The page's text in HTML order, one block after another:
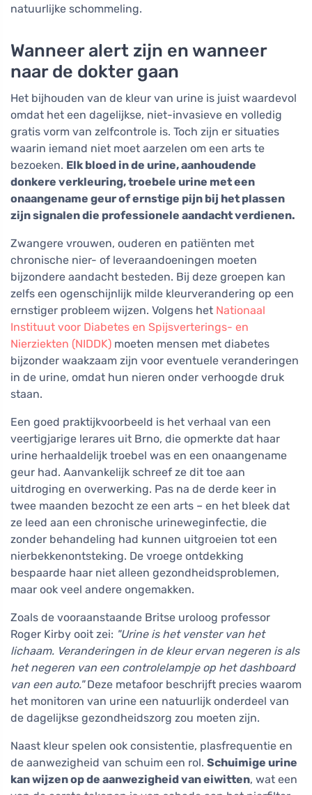
natuurlijke schommeling.
Wanneer alert zijn en wanneer
naar de dokter gaan
Het bijhouden van de kleur van urine is juist waardevol
omdat het een dagelijkse, niet-invasieve en volledig
gratis vorm van zelfcontrole is. Toch zijn er situaties
waarin iemand niet moet aarzelen om een arts te
bezoeken. Elk bloed in de urine, aanhoudende
donkere verkleuring, troebele urine met een
onaangename geur of ernstige pijn bij het plassen
zijn signalen die professionele aandacht verdienen.
Zwangere vrouwen, ouderen en patiënten met
chronische nier- of leveraandoeningen moeten
bijzondere aandacht besteden. Bij deze groepen kan
zelfs een ogenschijnlijk milde kleurverandering op een
ernstiger probleem wijzen. Volgens het Nationaal
Instituut voor Diabetes en Spijsverterings- en
Nierziekten (NIDDK) moeten mensen met diabetes
bijzonder waakzaam zijn voor eventuele veranderingen
in de urine, omdat hun nieren onder verhoogde druk
staan.
Een goed praktijkvoorbeeld is het verhaal van een
veertigjarige lerares uit Brno, die opmerkte dat haar
urine herhaaldelijk troebel was en een onaangename
geur had. Aanvankelijk schreef ze dit toe aan
uitdroging en overwerking. Pas na de derde keer in
twee maanden bezocht ze een arts – en het bleek dat
ze leed aan een chronische urineweginfectie, die
zonder behandeling had kunnen uitgroeien tot een
nierbekkenontsteking. De vroege ontdekking
bespaarde haar niet alleen gezondheidsproblemen,
maar ook veel andere ongemakken.
Zoals de vooraanstaande Britse uroloog professor
Roger Kirby ooit zei: "Urine is het venster van het
lichaam. Veranderingen in de kleur ervan negeren is als
het negeren van een controlelampje op het dashboard
van een auto."Deze metafoor beschrijft precies waarom
het monitoren van urine een natuurlijk onderdeel van
de dagelijkse gezondheidszorg zou moeten zijn.
Naast kleur spelen ook consistentie, plasfrequentie en
de aanwezigheid van schuim een rol. Schuimige urine
kan wijzen op de aanwezigheid van eiwitten, wat een